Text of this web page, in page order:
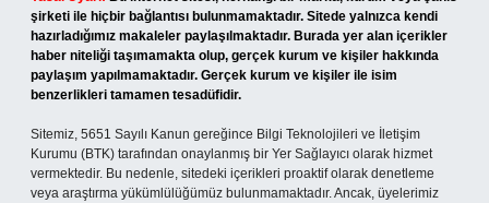
şirketi ile hiçbir bağlantısı bulunmamaktadır. Sitede yalnızca kendi
hazırladığımız makaleler paylaşılmaktadır. Burada yer alan içerikler
haber niteliği taşımamakta olup, gerçek kurum ve kişiler hakkında
paylaşım yapılmamaktadır. Gerçek kurum ve kişiler ile isim
benzerlikleri tamamen tesadüfidir.
Sitemiz, 5651 Sayılı Kanun gereğince Bilgi Teknolojileri ve İletişim
Kurumu (BTK) tarafından onaylanmış bir Yer Sağlayıcı olarak hizmet
vermektedir. Bu nedenle, sitedeki içerikleri proaktif olarak denetleme
veya araştırma yükümlülüğümüz bulunmamaktadır. Ancak, üyelerimiz